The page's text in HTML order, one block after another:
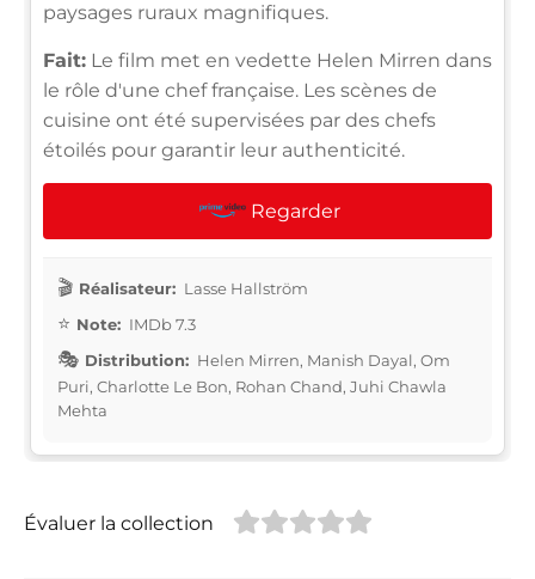
paysages ruraux magnifiques.
Fait: Le film met en vedette Helen Mirren dans
le rôle d'une chef française. Les scènes de
cuisine ont été supervisées par des chefs
étoilés pour garantir leur authenticité.
Regarder
Réalisateur: Lasse Hallström
Note: IMDb 7.3
Distribution: Helen Mirren, Manish Dayal, Om
Puri, Charlotte Le Bon, Rohan Chand, Juhi Chawla
Mehta
Évaluer la collection